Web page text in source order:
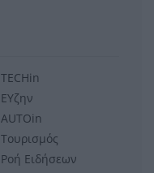
TECHin
ΕΥζην
AUTOin
Τουρισμός
Ροή Ειδήσεων